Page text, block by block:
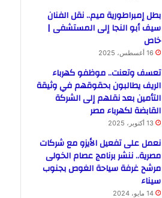
بطل إمبراطورية ميم.. نقل الفنان
سيف أبو النجا إلى المستشفى |
خاص
16 أغسطس، 2025
تعسف وتعنت.. موظفو كهرباء
الريف يطالبون بحقوقهم في وثيقة
التأمين بعد نقلهم إلى الشركة
القابضة لكهرباء مصر
13 أكتوبر، 2025
نعمل على تفعيل الأيزو مع شركات
مصرية.. ننشر برنامج عصام الخولى
مرشح غرفة سياحة الغوص بجنوب
سيناء
14 مايو، 2024